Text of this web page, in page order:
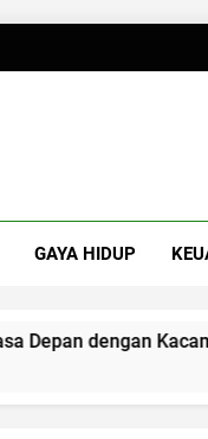
GAYA HIDUP
Kacamata Iman